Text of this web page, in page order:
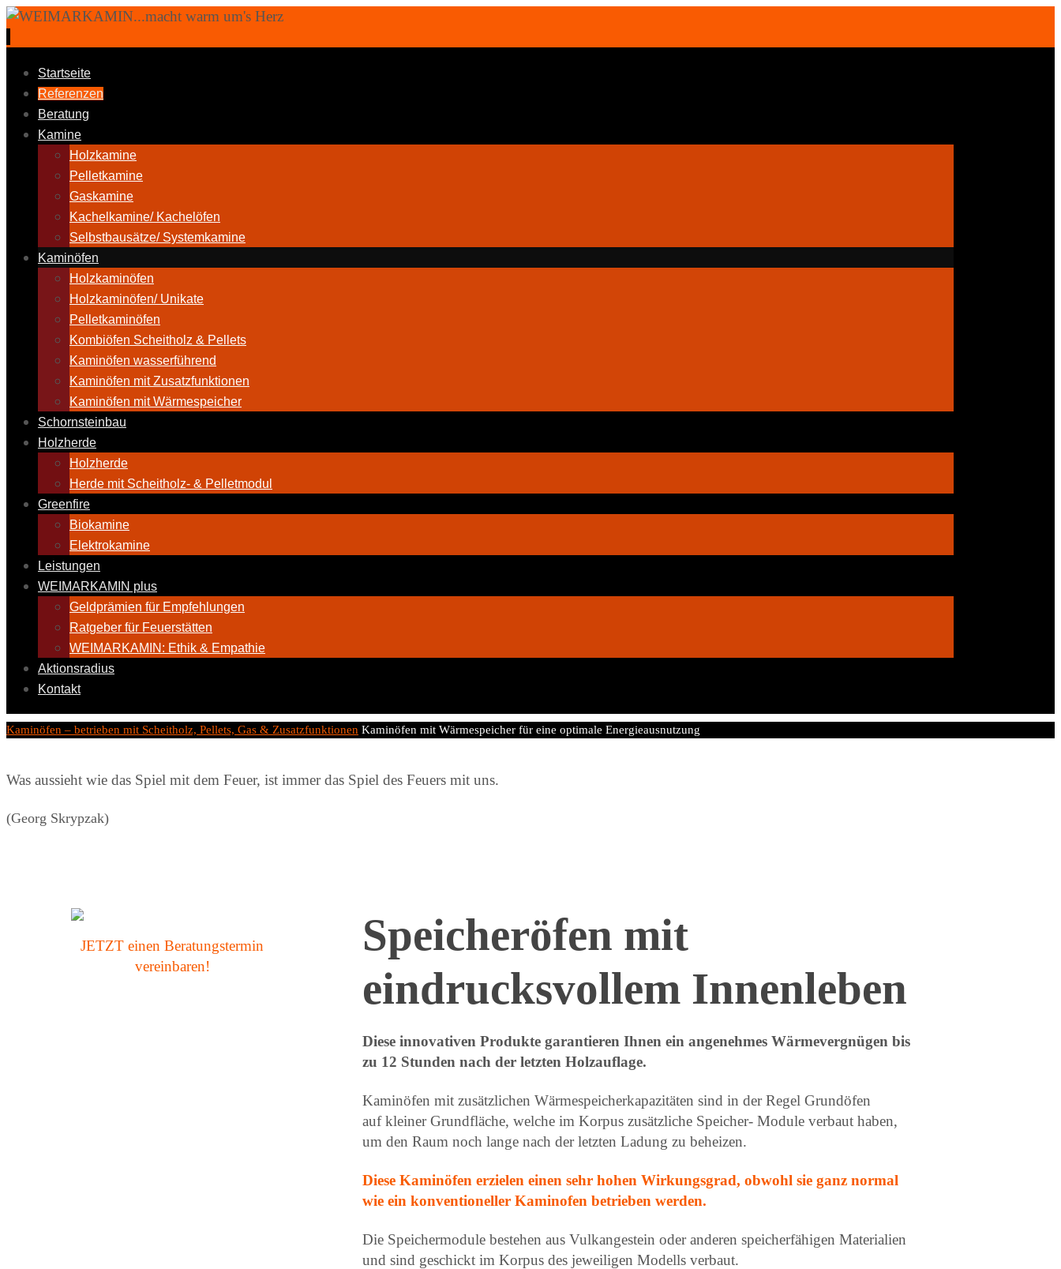
Zum
Inhalt
springen
Startseite
Referenzen
Beratung
Kamine
Holzkamine
Pelletkamine
Gaskamine
Kachelkamine/ Kachelöfen
Selbstbausätze/ Systemkamine
Kaminöfen
Holzkaminöfen
Holzkaminöfen/ Unikate
Pelletkaminöfen
Kombiöfen Scheitholz & Pellets
Kaminöfen wasserführend
Kaminöfen mit Zusatzfunktionen
Kaminöfen mit Wärmespeicher
Schornsteinbau
Holzherde
Holzherde
Herde mit Scheitholz- & Pelletmodul
Greenfire
Biokamine
Elektrokamine
Leistungen
WEIMARKAMIN plus
Geldprämien für Empfehlungen
Ratgeber für Feuerstätten
WEIMARKAMIN: Ethik & Empathie
Aktionsradius
Kontakt
Start
Kaminöfen – betrieben mit Scheitholz, Pellets, Gas & Zusatzfunktionen Kaminöfen mit Wärmespeicher für eine optimale Energieausnutzung
Was aussieht wie das Spiel mit dem Feuer, ist immer das Spiel des Feuers mit uns.
(Georg Skrypzak)
JETZT einen Beratungstermin
vereinbaren!
nur einen ...
Speicheröfen mit
eindrucksvollem Innenleben
Diese innovativen Produkte garantieren Ihnen ein angenehmes Wärmevergnügen bis
zu 12 Stunden nach der letzten Holzauflage.
Kaminöfen mit zusätzlichen Wärmespeicherkapazitäten sind in der Regel Grundöfen
auf kleiner Grundfläche, welche im Korpus zusätzliche Speicher- Module verbaut haben,
um den Raum noch lange nach der letzten Ladung zu beheizen.
Diese Kaminöfen erzielen einen sehr hohen Wirkungsgrad, obwohl sie ganz normal
wie ein konventioneller Kaminofen betrieben werden.
Die Speichermodule bestehen aus Vulkangestein oder anderen speicherfähigen Materialien
und sind geschickt im Korpus des jeweiligen Modells verbaut.